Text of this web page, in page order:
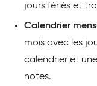
jours fériés et
Calendrier
mois avec les
calendrier et
notes.